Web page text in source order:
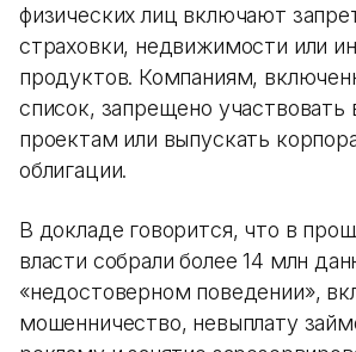
физических лиц включают
страховки, недвижимости или
продуктов. Компаниям,
список, запрещено участвовать
проектам или выпускать
облигации.
В докладе говорится, что в
власти собрали более 14 млн
«недостоверном поведении»,
мошенничество, невыплату